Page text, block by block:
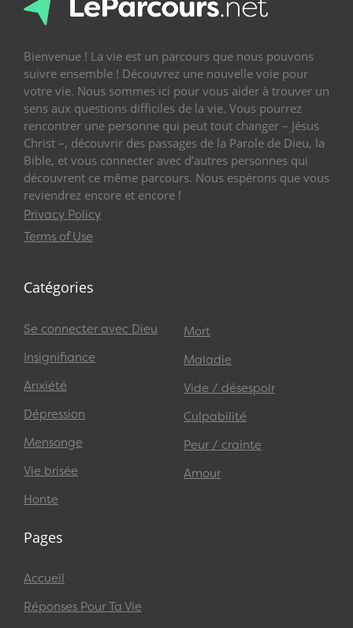
Bienvenue ! La vie est un parcours que nous pouvons
suivre ensemble ! Découvrez une nouvelle voie pour
votre vie. Nous sommes ici pour vous aider à trouver un
sens aux questions difficiles de la vie. Vous pourrez
rencontrer une personne qui peut tout changer – Jésus
Christ –, découvrir des passages de la Parole de Dieu, la
Bible, et vous connecter avec d’autres personnes qui
découvrent ce même parcours. Nous espérons que vous
reviendrez encore et encore !
Privacy Policy
Terms of Use
Catégories
Se connecter avec Dieu
Insignifiance
Anxiété
Dépression
Mensonge
Vie brisée
Honte
Mort
Maladie
Vide / désespoir
Culpabilité
Peur / crainte
Amour
Pages
Accueil
Réponses Pour Ta Vie